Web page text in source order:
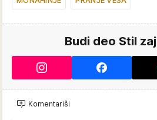
Budi deo Stil
Komentariši